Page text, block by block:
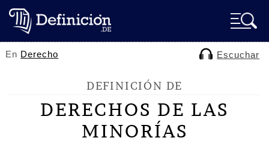
En Derecho Escuchar
DEFINICIÓN DE
DERECHOS DE LAS
MINORÍAS